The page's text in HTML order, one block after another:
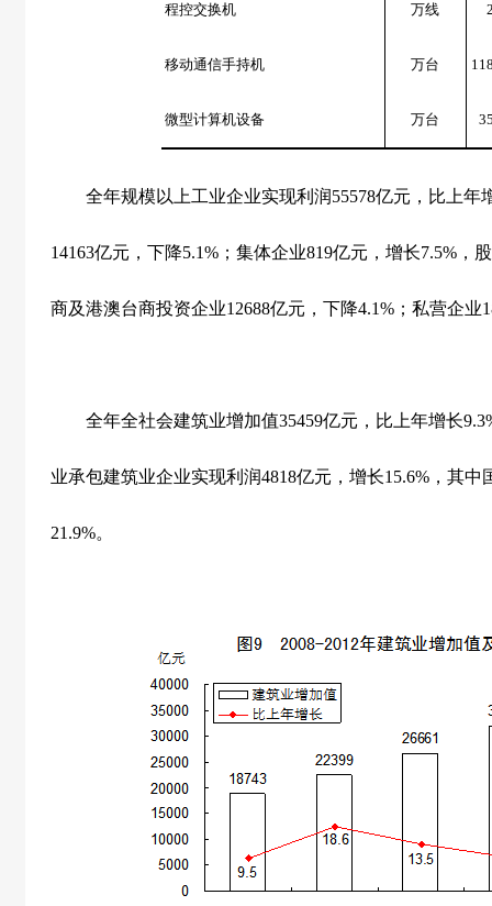
程控交换机 万线
移动通信手持机 万台
微型计算机设备 万台
全年规模以上工业企业实现利润55578亿元，比上年
14163亿元，下降5.1% ；集体企业819亿元，增长7.5% ，
商及港澳台商投资企业12688亿元，下降4.1% ；私营企业
全年全社会建筑业增加值35459亿元，比上年增长
业承包建筑业企业实现利润4818亿元，增长15.6% ，其中
21.9%。